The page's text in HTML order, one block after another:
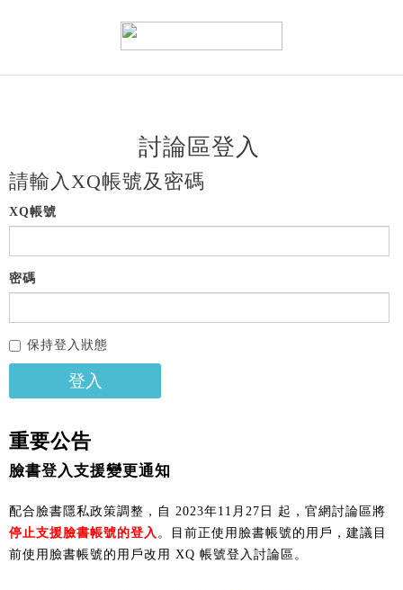
討論區登入
請輸入XQ帳號及密碼
XQ帳號
密碼
保持登入狀態
登入
重要公告
臉書登入支援變更通知
配合臉書隱私政策調整，自 2023年11月27日 起，官網討論區將
停止支援臉書帳號的登入 。目前正使用臉書帳號的用戶，建議目
前使用臉書帳號的用戶改用 XQ 帳號登入討論區。